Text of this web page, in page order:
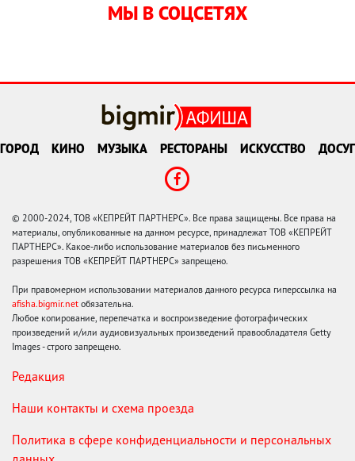
МЫ В СОЦСЕТЯХ
ГОРОД КИНО МУЗЫКА РЕСТОРАНЫ ИСКУССТВО ДОСУГ
© 2000-2024, ТОВ «КЕПРЕЙТ ПАРТНЕРС». Все права защищены. Все права на
материалы, опубликованные на данном ресурсе, принадлежат ТОВ «КЕПРЕЙТ
ПАРТНЕРС». Какое-либо использование материалов без письменного
разрешения ТОВ «КЕПРЕЙТ ПАРТНЕРС» запрещено.
При правомерном использовании материалов данного ресурса гиперссылка на
afisha.bigmir.net обязательна.
Любое копирование, перепечатка и воспроизведение фотографических
произведений и/или аудиовизуальных произведений правообладателя Getty
Images - строго запрещено.
Редакция
Наши контакты и схема проезда
Политика в сфере конфиденциальности и персональных